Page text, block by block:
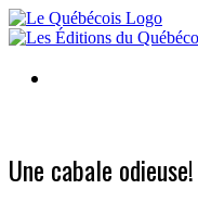
Skip
to
Une cabale odieuse!